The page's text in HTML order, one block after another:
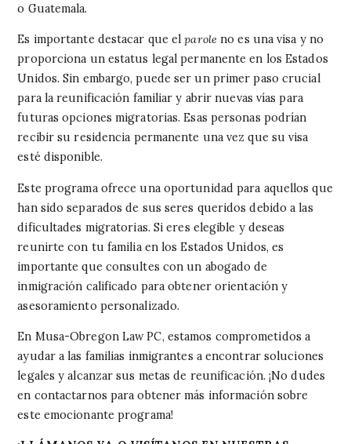
o Guatemala.
Es importante destacar que elparole no es una visa y no
proporciona un estatus legal permanente en los Estados
Unidos. Sin embargo, puede ser un primer paso crucial
para la reunificación familiar y abrir nuevas vías para
futuras opciones migratorias. Esas personas podrían
recibir su residencia permanente una vez que su visa
esté disponible.
Este programa ofrece una oportunidad para aquellos que
han sido separados de sus seres queridos debido a las
dificultades migratorias. Si eres elegible y deseas
reunirte con tu familia en los Estados Unidos, es
importante que consultes con un abogado de
inmigración calificado para obtener orientación y
asesoramiento personalizado.
En Musa-Obregon Law PC, estamos comprometidos a
ayudar a las familias inmigrantes a encontrar soluciones
legales y alcanzar sus metas de reunificación. ¡No dudes
en contactarnos para obtener más información sobre
este emocionante programa!